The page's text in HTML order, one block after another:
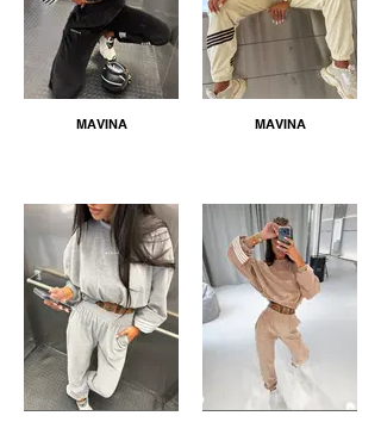
MAVINA MAVINA